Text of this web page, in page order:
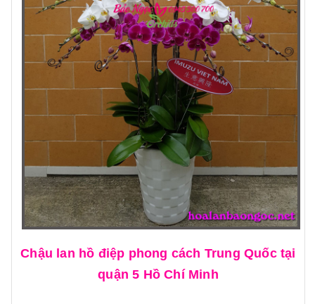
Chậu lan hồ điệp phong cách Trung Quốc tại
quận 5 Hồ Chí Minh